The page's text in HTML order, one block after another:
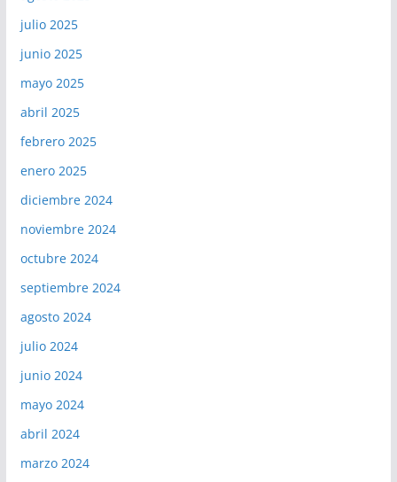
julio 2025
junio 2025
mayo 2025
abril 2025
febrero 2025
enero 2025
diciembre 2024
noviembre 2024
octubre 2024
septiembre 2024
agosto 2024
julio 2024
junio 2024
mayo 2024
abril 2024
marzo 2024